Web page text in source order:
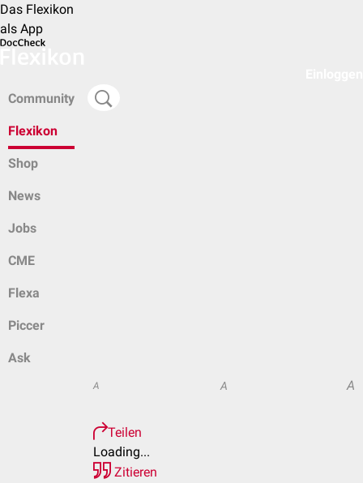
Das Flexikon
als App
Community
Flexikon
Shop
News
Jobs
CME
Flexa
Piccer
Ask
A A A
Teilen
Loading...
Zitieren